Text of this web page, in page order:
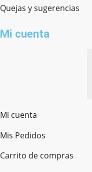
Quejas y sugerencias
Mi cuenta
Mi cuenta
Mis Pedidos
Carrito de compras